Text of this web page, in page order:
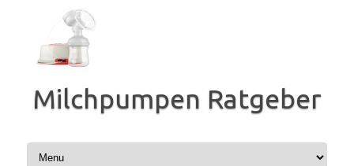
Milchpumpen Ratgeber